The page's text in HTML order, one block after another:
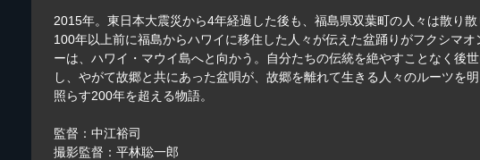
2015年。東日本大震災から4年経過した後も、福島県双葉町の人々は散り
100年以上前に福島からハワイに移住した人々が伝えた盆踊りがフクシマ
ーは、ハワイ・マウイ島へと向かう。自分たちの伝統を絶やすことなく
し、やがて故郷と共にあった盆唄が、故郷を離れて生きる人々のルーツ
照らす200年を超える物語。
監督：中江裕司
撮影監督：平林聡一郎